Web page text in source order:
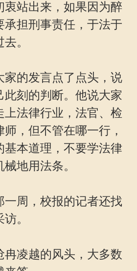
衷站出来，如果因为醉
承担刑事责任，于法于
。
的发言点了点头，说
此刻的判断。他说大家
上法律行业，法官、检
，但不管在哪一行，
基本道理，不要学法律
地用法条。
周，校报的记者还找
。
凌越的风头，大多数